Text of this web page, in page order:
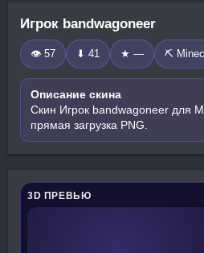
Игрок bandwagoneer
👁 57 ⬇ 41 ★ — ⛏️
Описание скина
Скин Игрок bandwagoneer для
прямая загрузка PNG.
3D ПРЕВЬЮ